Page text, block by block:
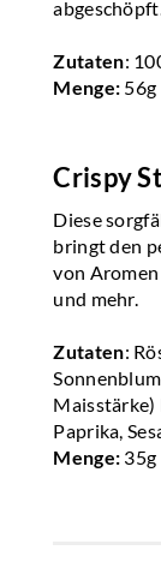
Zutaten:
Menge: 56g
Crispy
Diese
bringt den
von
und mehr.
Zutaten:
Maisstärke)
Paprika,
Menge: 35g